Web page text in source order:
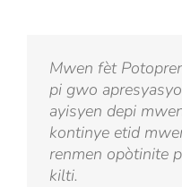
Mwen fèt
pi gwo
ayisyen depi
kontinye etid
renmen opòtinite
kilti.